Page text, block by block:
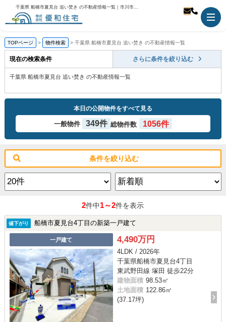
千葉県 船橋市夏見台 追い焚き の不動産情報一覧｜市川市の不動産のことなら優和住宅
TOPページ 物件検索 千葉県 船橋市夏見台 追い焚き の不動産情報一覧
現在の検索条件 さらに条件を絞り込む
千葉県 船橋市夏見台 追い焚き の不動産情報一覧
本日の公開物件をすべて見る
一般物件 349件 総物件数 1056件
条件を絞り込む
2件中1～2件を表示
値下がり 船橋市夏見台4丁目の新築一戸建て
一戸建て 4,490万円
4LDK / 2026年
千葉県船橋市夏見台4丁目
東武野田線 塚田 徒歩22分
建物面積 98.53㎡
土地面積 122.86㎡
(37.17坪)